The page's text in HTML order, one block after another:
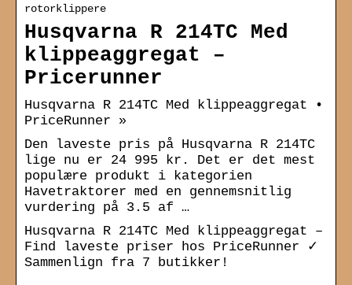
rotorklippere
Husqvarna R 214TC Med
klippeaggregat –
Pricerunner
Husqvarna R 214TC Med klippeaggregat •
PriceRunner »
Den laveste pris på Husqvarna R 214TC
lige nu er 24 995 kr. Det er det mest
populære produkt i kategorien
Havetraktorer med en gennemsnitlig
vurdering på 3.5 af …
Husqvarna R 214TC Med klippeaggregat –
Find laveste priser hos PriceRunner ✓
Sammenlign fra 7 butikker!